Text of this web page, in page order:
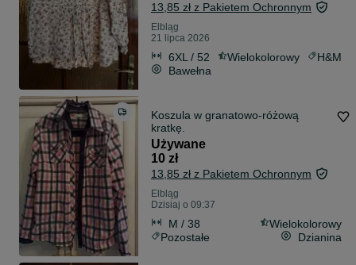
13,85 zł z Pakietem Ochronnym
Elbląg
21 lipca 2026
6XL / 52 Wielokolorowy
H&M
Bawełna
Koszula w granatowo-różową
kratkę.
Używane
10 zł
13,85 zł z Pakietem Ochronnym
Elbląg
Dzisiaj o 09:37
M / 38
Wielokolorowy
Pozostałe
Dzianina